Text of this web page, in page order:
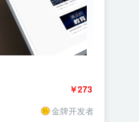
￥273
金牌开发者